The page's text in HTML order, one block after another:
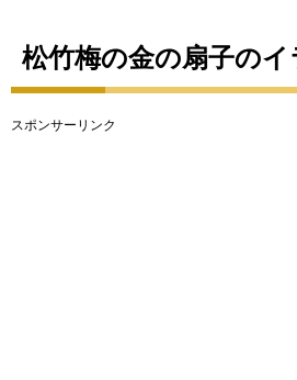
松竹梅の金の扇子のイ
スポンサーリンク